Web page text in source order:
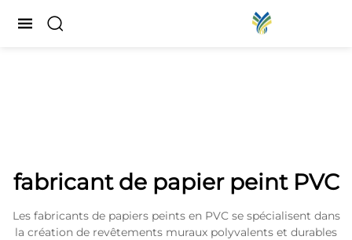
fabricant de papier peint PVC
Les fabricants de papiers peints en PVC se spécialisent dans
la création de revêtements muraux polyvalents et durables